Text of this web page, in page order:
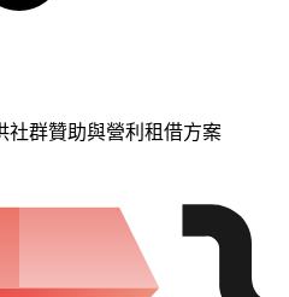
社群贊助與營利租借方案